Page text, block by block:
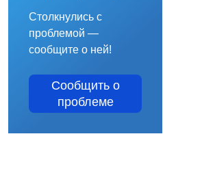
Столкнулись с
проблемой —
сообщите о ней!
Сообщить о
проблеме